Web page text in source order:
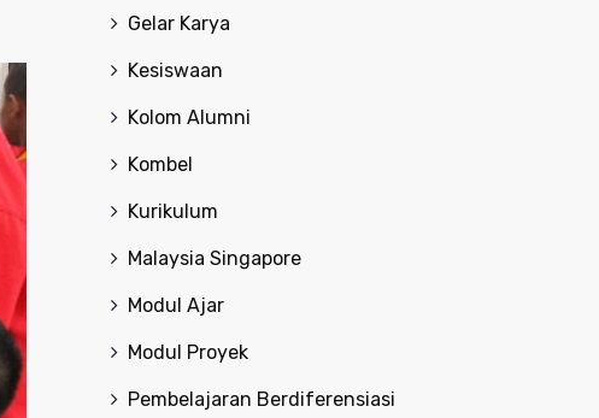
Gelar Karya
Kesiswaan
Kolom Alumni
Kombel
Kurikulum
Malaysia Singapore
Modul Ajar
Modul Proyek
Pembelajaran Berdiferensiasi